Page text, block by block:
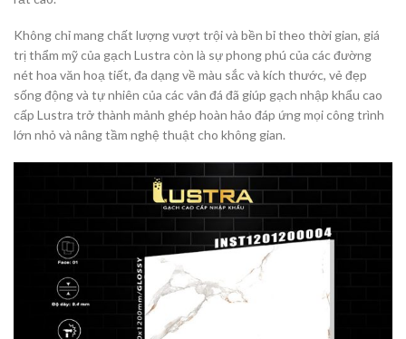
Không chỉ mang chất lượng vượt trội và bền bỉ theo thời gian, giá
trị thẩm mỹ của gạch Lustra còn là sự phong phú của các đường
nét hoa văn hoạ tiết, đa dạng về màu sắc và kích thước, vẻ đẹp
sống động và tự nhiên của các vân đá đã giúp gạch nhập khẩu cao
cấp Lustra trở thành mảnh ghép hoàn hảo đáp ứng mọi công trình
lớn nhỏ và nâng tầm nghệ thuật cho không gian.